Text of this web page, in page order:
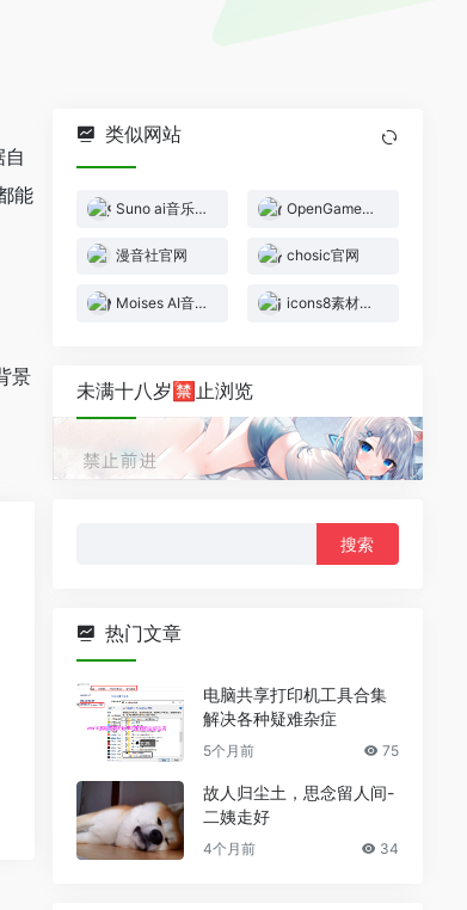
能
景
类似网站
Suno ai音乐生成 OpenGameArt.org官网
漫音社官网 chosic官网
Moises AI音轨分离 icons8素材官网
未满十八岁🈲止浏览
热门文章
电脑共享打印机工具合集
解决各种疑难杂症
5个月前 75
故人归尘土，思念留人间-
二姨走好
4个月前 34